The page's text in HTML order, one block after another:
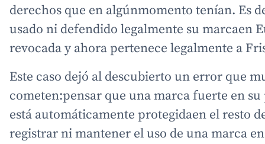
derechos que en algúnmomento tenían. Es
usado ni defendido legalmente su marcaen
revocada y ahora pertenece legalmente a
Este caso dejó al descubierto un error que
cometen:pensar que una marca fuerte en su
está automáticamente protegidaen el resto
registrar ni mantener el uso de una marca en